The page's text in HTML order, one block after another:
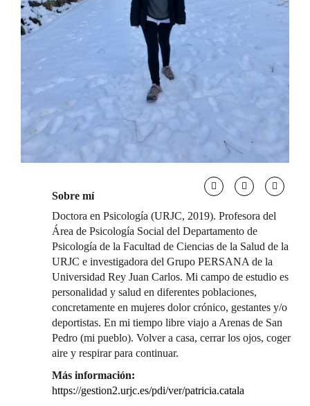
Sobre mí
Doctora en Psicología (URJC, 2019). Profesora del
Área de Psicología Social del Departamento de
Psicología de la Facultad de Ciencias de la Salud de la
URJC e investigadora del Grupo PERSANA de la
Universidad Rey Juan Carlos. Mi campo de estudio es
personalidad y salud en diferentes poblaciones,
concretamente en mujeres dolor crónico, gestantes y/o
deportistas. En mi tiempo libre viajo a Arenas de San
Pedro (mi pueblo). Volver a casa, cerrar los ojos, coger
aire y respirar para continuar.
Más información:
https://gestion2.urjc.es/pdi/ver/patricia.catala